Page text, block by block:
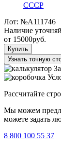
СССР
Лот: №А111746
Наличие
от 15000руб.
Купить
Узнать точную
Рассчитайте
Мы можем
можете задать
8 800 100 55 37